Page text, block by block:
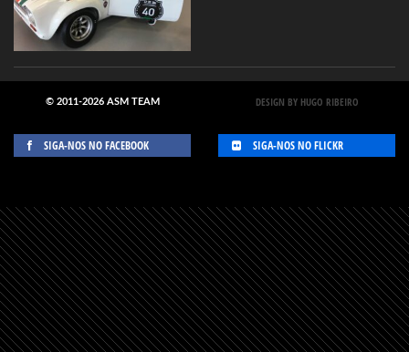
© 2011-2026 ASM TEAM DESIGN BY HUGO RIBEIRO
SIGA-NOS NO FACEBOOK SIGA-NOS NO FLICKR